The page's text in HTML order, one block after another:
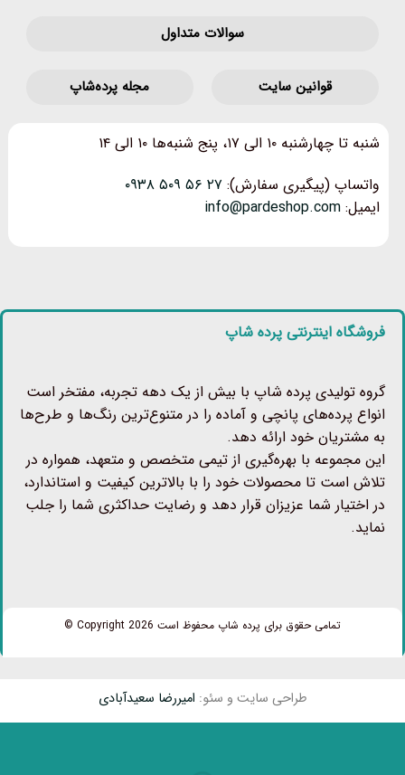
سوالات متداول
قوانین‌ سایت مجله پرده‌شاپ
شنبه تا چهارشنبه ۱۰ الی ۱۷، پنج شنبه‌ها ۱۰ الی ۱۴
واتساپ (پیگیری سفارش): ۲۷ ۵۶ ۵۰۹ ۰۹۳۸
ایمیل: info@pardeshop.com
فروشگاه اینترنتی پرده شاپ
گروه تولیدی پرده شاپ با بیش از یک دهه تجربه، مفتخر است
انواع پرده‌های پانچی و آماده را در متنوع‌ترین رنگ‌ها و طرح‌ها
به مشتریان خود ارائه دهد.
این مجموعه با بهره‌گیری از تیمی متخصص و متعهد، همواره در
تلاش است تا محصولات خود را با بالاترین کیفیت و استاندارد،
در اختیار شما عزیزان قرار دهد و رضایت حداکثری شما را جلب
نماید.
تمامی حقوق برای پرده شاپ محفوظ است Copyright 2026 ©
طراحی سایت و سئو: امیررضا سعیدآبادی